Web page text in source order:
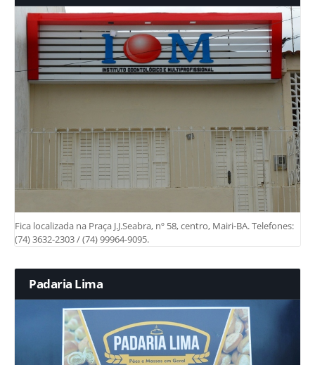
Fica localizada na Praça J.J.Seabra, nº 58, centro, Mairi-BA. Telefones:
(74) 3632-2303 / (74) 99964-9095.
Padaria Lima